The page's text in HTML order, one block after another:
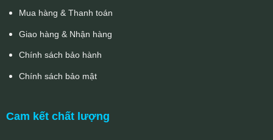
Mua hàng & Thanh toán
Giao hàng & Nhận hàng
Chính sách bảo hành
Chính sách bảo mật
Cam kết chất lượng